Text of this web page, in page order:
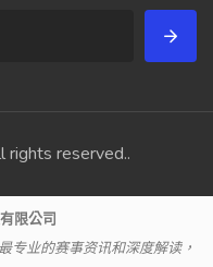
rights reserved..
限公司
专业的赛事资讯和深度解读，